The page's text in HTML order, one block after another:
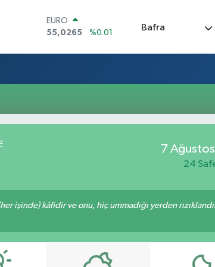
EURO
55,0265
%0.01
BITCOIN
Bafra
7
24
işinde) kâfidir ve onu, hiç ummadığı yerden